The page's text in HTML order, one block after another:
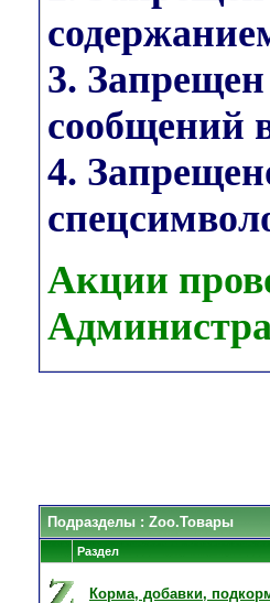
3.
сообщений
4.
Акции
Подразделы : Zoo.Товары
Раздел
Корма, добавки,